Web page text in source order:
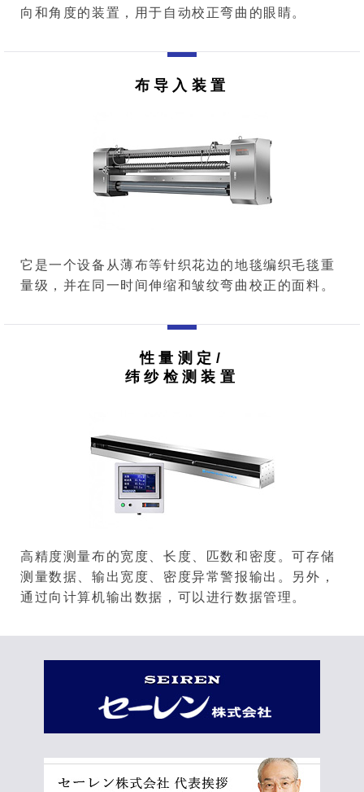
向和角度的装置，用于自动校正弯曲的眼睛。
布导入装置
它是一个设备从薄布等针织花边的地毯编织毛毯重
量级，并在同一时间伸缩和皱纹弯曲校正的面料。
性量测定/
纬纱检测装置
高精度测量布的宽度、长度、匹数和密度。可存储
测量数据、输出宽度、密度异常警报输出。另外，
通过向计算机输出数据，可以进行数据管理。